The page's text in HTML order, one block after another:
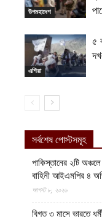
উপমহাদেশ
এশিয়া
৫
সর্বশেষ পোস্টসমূহ
পাকিস্তানের ২টি
বাহিনী আইএমপির ৪
আগস্ট ৮, ২০২৬
বিগত ৩ মাসে ভারতে